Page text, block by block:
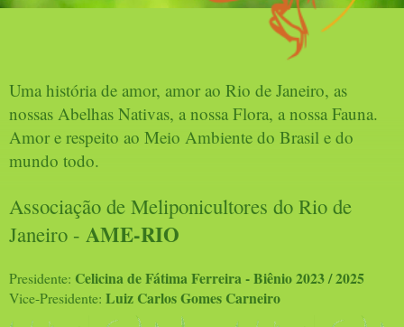
Uma história de amor, amor ao Rio de Janeiro, as
nossas Abelhas Nativas, a nossa Flora, a nossa Fauna.
Amor e respeito ao Meio Ambiente do Brasil e do
mundo todo.
Associação de Meliponicultores do Rio de
Janeiro - AME-RIO
Presidente: Celicina de Fátima Ferreira - Biênio 2023 / 2025
Vice-Presidente: Luiz Carlos Gomes Carneiro